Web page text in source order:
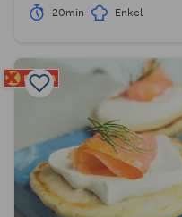
20min Enkel